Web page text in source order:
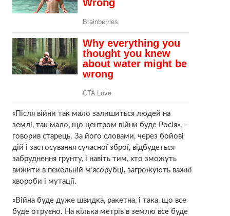
«Після війни так мало залишиться людей на
землі, так мало, що центром війни буде Росія», –
говорив старець. За його словами, через бойові
дій і застосування сучасної зброї, відбудеться
забруднення грунту, і навіть тим, хто зможуть
вижити в пекельній м’ясорубці, загрожують важкі
хвороби і мутації.
«Війна буде дуже швидка, ракетна, і така, що все
буде отруєно. На кілька метрів в землю все буде